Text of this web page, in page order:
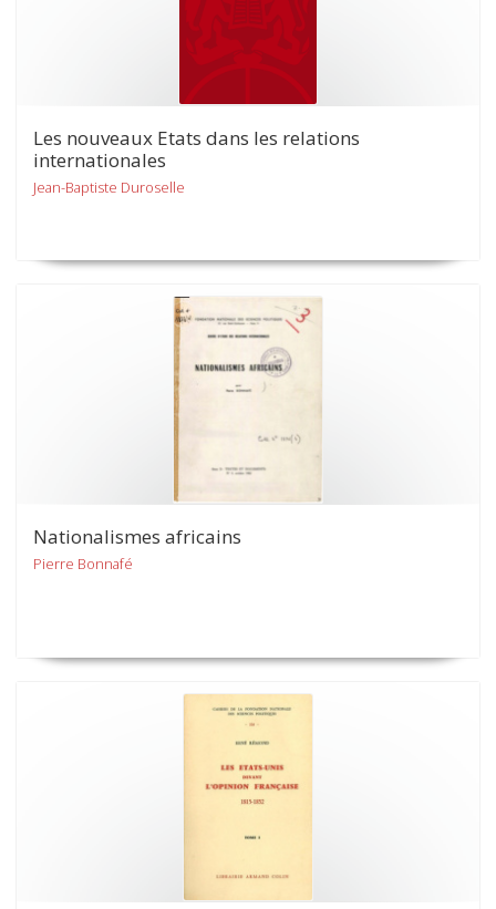
Les nouveaux Etats dans les relations
internationales
Jean-Baptiste Duroselle
Nationalismes africains
Pierre Bonnafé